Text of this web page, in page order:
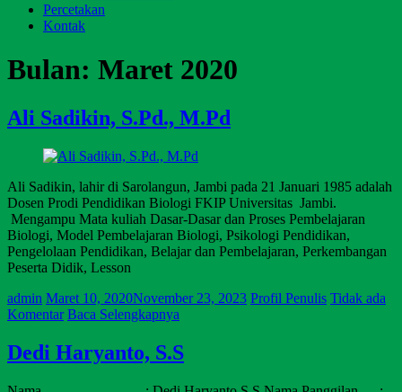
Percetakan
Kontak
Bulan: Maret 2020
Ali Sadikin, S.Pd., M.Pd
Ali Sadikin, lahir di Sarolangun, Jambi pada 21 Januari 1985 adalah
Dosen Prodi Pendidikan Biologi FKIP Universitas Jambi.
Mengampu Mata kuliah Dasar-Dasar dan Proses Pembelajaran
Biologi, Model Pembelajaran Biologi, Psikologi Pendidikan,
Pengelolaan Pendidikan, Belajar dan Pembelajaran, Perkembangan
Peserta Didik, Lesson
admin Maret 10, 2020November 23, 2023 Profil Penulis Tidak ada
Komentar Baca Selengkapnya
Dedi Haryanto, S.S